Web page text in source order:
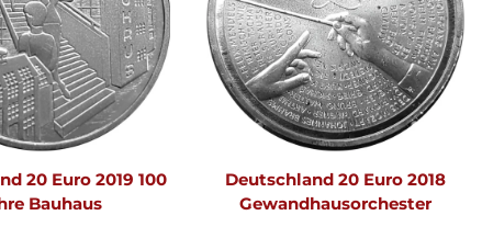
20 Euro 2019 100
Bauhaus
Deutschland 20 Euro 2018
Gewandhausorchester